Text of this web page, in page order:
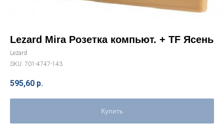
Lezard Mira Розетка компьют. + TF Ясень
Lezard
SKU: 701-4747-143
595,60 р.
Купить